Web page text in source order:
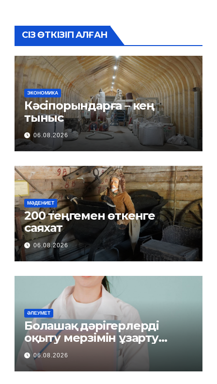
СІЗ ӨТКІЗІП АЛҒАН
ЭКОНОМИКА
Кәсіпорындарға – кең
тыныс
06.08.2026
МӘДЕНИЕТ
200 теңгемен өткенге
саяхат
06.08.2026
ӘЛЕУМЕТ
Болашақ дәрігерлерді
оқыту мерзімін ұзарту
керек пе?
06.08.2026